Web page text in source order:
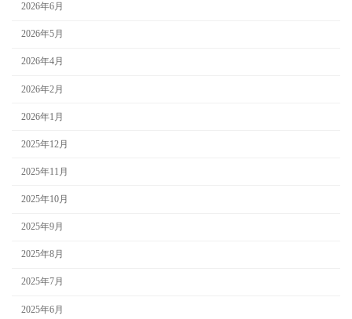
2026年6月
2026年5月
2026年4月
2026年2月
2026年1月
2025年12月
2025年11月
2025年10月
2025年9月
2025年8月
2025年7月
2025年6月